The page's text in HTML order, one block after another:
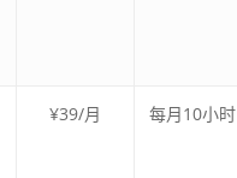
¥39/月 每月10小时